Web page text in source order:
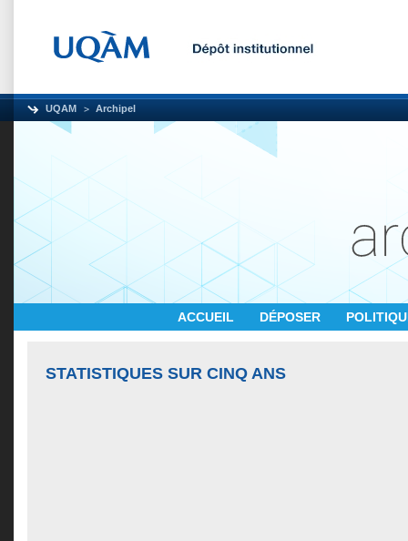
UQAM Archipel
ACCUEIL DÉPOSER
STATISTIQUES SUR CINQ ANS